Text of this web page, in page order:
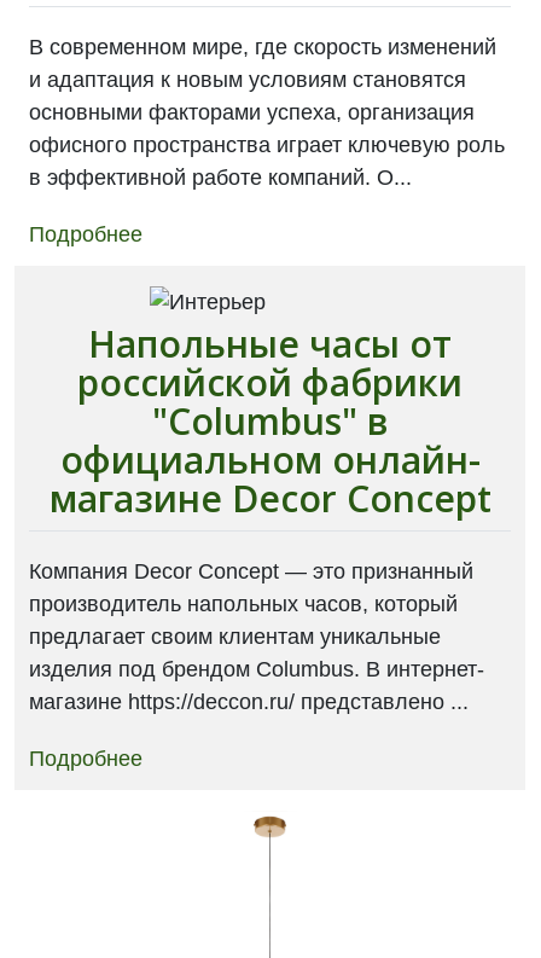
В современном мире, где скорость изменений
и адаптация к новым условиям становятся
основными факторами успеха, организация
офисного пространства играет ключевую роль
в эффективной работе компаний. О...
Подробнее
Напольные часы от
российской фабрики
"Columbus" в
официальном онлайн-
магазине Decor Concept
Компания Decor Concept — это признанный
производитель напольных часов, который
предлагает своим клиентам уникальные
изделия под брендом Columbus. В интернет-
магазине https://deccon.ru/ представлено ...
Подробнее